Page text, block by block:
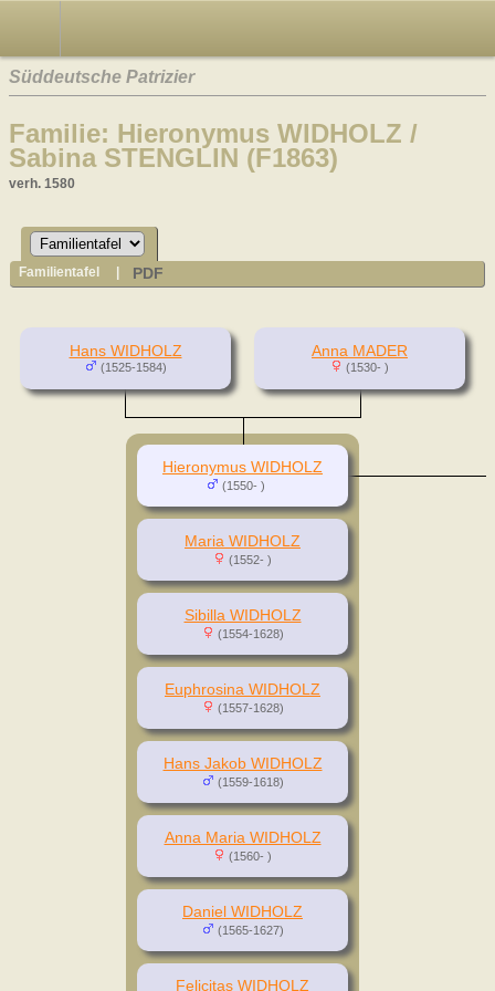
Süddeutsche Patrizier
Familie: Hieronymus WIDHOLZ /
Sabina STENGLIN (F1863)
verh. 1580
Familientafel PDF
Hans WIDHOLZ
(1525-1584)
Anna MADER
(1530- )
Maria WIDHOLZ
(1552- )
Sibilla WIDHOLZ
(1554-1628)
Euphrosina WIDHOLZ
(1557-1628)
Hans Jakob WIDHOLZ
(1559-1618)
Anna Maria WIDHOLZ
(1560- )
Daniel WIDHOLZ
(1565-1627)
Felicitas WIDHOLZ
Hieronymus WIDHOLZ
(1550- )